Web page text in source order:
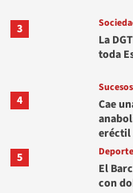
3
La
toda
4
Sucesos
Cae
eréctil
5
El
con